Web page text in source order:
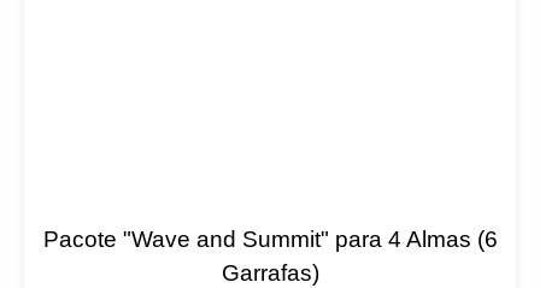
Pacote "Wave and Summit" para 4 Almas (6
Garrafas)